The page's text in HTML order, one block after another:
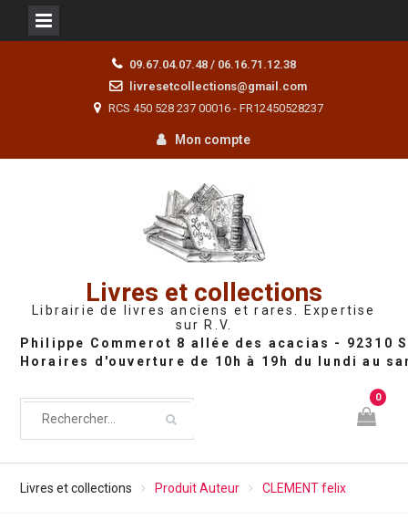
09.67.04.07.48 / 06.16.71.12.38
livresetcollections@gmail.com
RCS 450 528 237 00016 - FR12450528237
Mon compte
Livres et collections
Librairie de livres anciens et rares. Expertise
sur R.V.
0
Livres et collections Produit Auteur CLEMENT felix